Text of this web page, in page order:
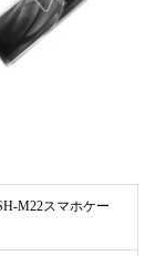
M22スマホケー